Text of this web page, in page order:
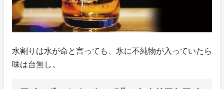
水割りは水が命と言っても、氷に不純物が入っていたら
味は台無し。